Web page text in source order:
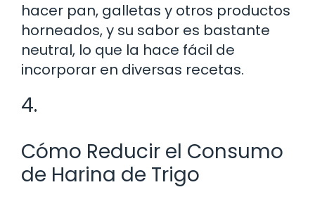
hacer pan, galletas y otros productos
horneados, y su sabor es bastante
neutral, lo que la hace fácil de
incorporar en diversas recetas.
4.
Cómo Reducir el Consumo
de Harina de Trigo